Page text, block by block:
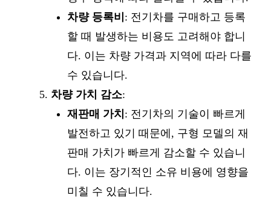
차량 등록비 : 전기차를 구매하고 등록
할 때 발생하는 비용도 고려해야 합니
다. 이는 차량 가격과 지역에 따라 다를
수 있습니다.
차량 가치 감소:
재판매 가치 : 전기차의 기술이 빠르게
발전하고 있기 때문에, 구형 모델의 재
판매 가치가 빠르게 감소할 수 있습니
다. 이는 장기적인 소유 비용에 영향을
미칠 수 있습니다.